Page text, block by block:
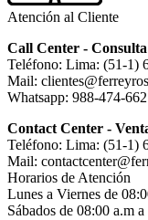
Atención al Cliente
Call Center - Consulta
Teléfono: Lima: (51-1)
Mail:
Whatsapp: 988-474-662
Contact Center -
Teléfono: Lima: (51-1)
Mail:
Horarios de Atención
Lunes a Viernes de
Sábados de 08:00 a.m